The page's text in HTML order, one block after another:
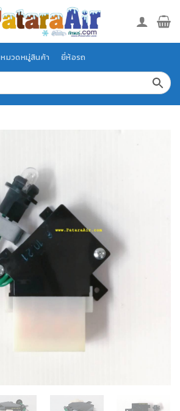
หมวดหมู่สินค้า ยี่ห้อรถ